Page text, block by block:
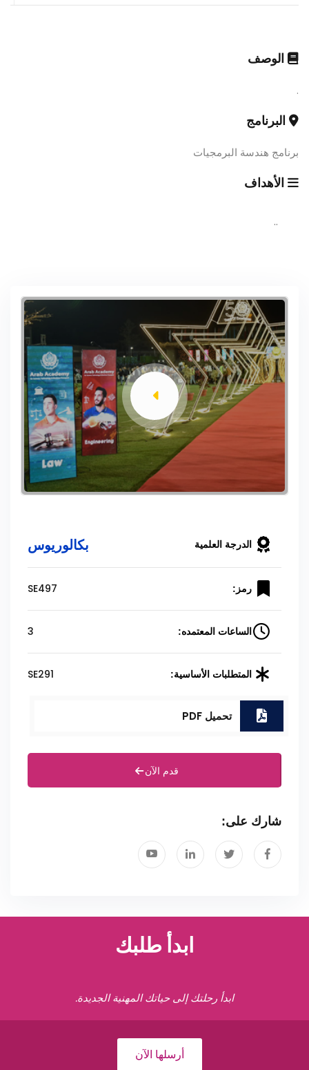
الوصف
.
البرنامج
برنامج هندسة البرمجيات
الأهداف
..
الدرجة العلمية بكالوريوس
رمز: SE497
الساعات المعتمده: 3
المتطلبات الأساسية: SE291
تحميل PDF
قدم الآن
شارك على:
ابدأ طلبك
ابدأ رحلتك إلى حياتك المهنية الجديدة.
أرسلها الآن